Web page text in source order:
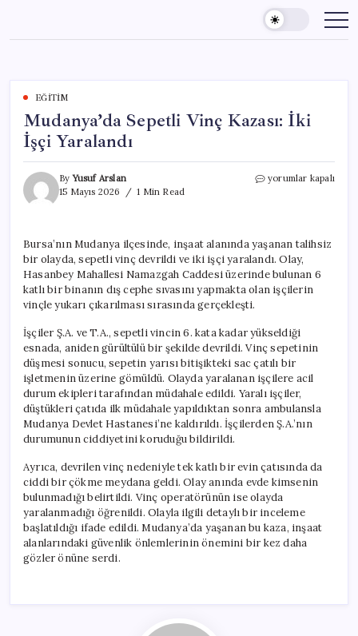
content
EĞITIM
Mudanya’da Sepetli Vinç Kazası: İki
İşçi Yaralandı
ByYusuf Arslan
15 Mayıs 2026
1 Min Read
Mudanya’da
İşçi
Yaralandı
için
yorumlar kapalı
Bursa’nın Mudanya ilçesinde, inşaat alanında yaşanan talihsiz
bir olayda, sepetli vinç devrildi ve iki işçi yaralandı. Olay,
Hasanbey Mahallesi Namazgah Caddesi üzerinde bulunan 6
katlı bir binanın dış cephe sıvasını yapmakta olan işçilerin
vinçle yukarı çıkarılması sırasında gerçekleşti.
İşçiler Ş.A. ve T.A., sepetli vincin 6. kata kadar yükseldiği
esnada, aniden gürültülü bir şekilde devrildi. Vinç sepetinin
düşmesi sonucu, sepetin yarısı bitişikteki sac çatılı bir
işletmenin üzerine gömüldü. Olayda yaralanan işçilere acil
durum ekipleri tarafından müdahale edildi. Yaralı işçiler,
düştükleri çatıda ilk müdahale yapıldıktan sonra ambulansla
Mudanya Devlet Hastanesi’ne kaldırıldı. İşçilerden Ş.A.’nın
durumunun ciddiyetini koruduğu bildirildi.
Ayrıca, devrilen vinç nedeniyle tek katlı bir evin çatısında da
ciddi bir çökme meydana geldi. Olay anında evde kimsenin
bulunmadığı belirtildi. Vinç operatörünün ise olayda
yaralanmadığı öğrenildi. Olayla ilgili detaylı bir inceleme
başlatıldığı ifade edildi. Mudanya’da yaşanan bu kaza, inşaat
alanlarındaki güvenlik önlemlerinin önemini bir kez daha
gözler önüne serdi.